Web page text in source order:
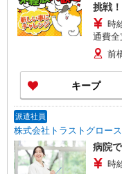
挑戦
時
通費全
前
キープ
派遣社員
株式会社トラストグロ
病院
時